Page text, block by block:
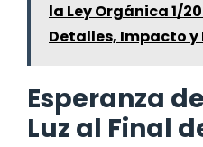
la Ley Orgánica 1/
Detalles, Impacto y
Esperanza
Luz al Final